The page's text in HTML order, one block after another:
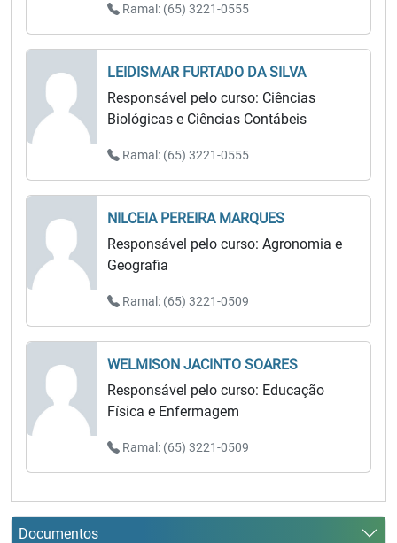
Ramal: (65) 3221-0555
LEIDISMAR FURTADO DA SILVA
Responsável pelo curso: Ciências
Biológicas e Ciências Contábeis
Ramal: (65) 3221-0555
NILCEIA PEREIRA MARQUES
Responsável pelo curso: Agronomia e
Geografia
Ramal: (65) 3221-0509
WELMISON JACINTO SOARES
Responsável pelo curso: Educação
Física e Enfermagem
Ramal: (65) 3221-0509
Documentos